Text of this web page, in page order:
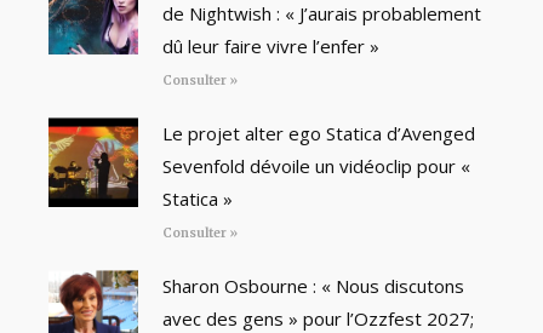
de Nightwish : « J’aurais probablement
dû leur faire vivre l’enfer »
Consulter »
Le projet alter ego Statica d’Avenged
Sevenfold dévoile un vidéoclip pour «
Statica »
Consulter »
Sharon Osbourne : « Nous discutons
avec des gens » pour l’Ozzfest 2027;